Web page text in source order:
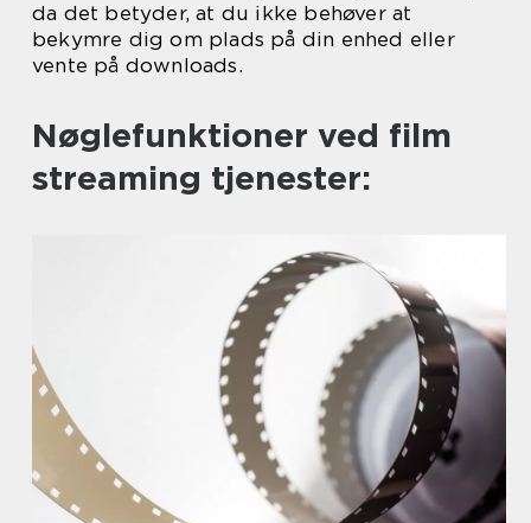
da det betyder, at du ikke behøver at
bekymre dig om plads på din enhed eller
vente på downloads.
Nøglefunktioner ved film
streaming tjenester: